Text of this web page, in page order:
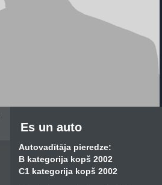
Es un auto
Autovadītāja pieredze:
B kategorija kopš 2002
C1 kategorija kopš 2002